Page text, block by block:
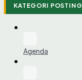
KATEGORI POSTING
Agenda